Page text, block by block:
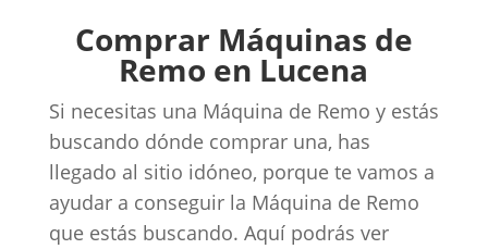
Comprar Máquinas de
Remo en Lucena
Si necesitas una Máquina de Remo y estás
buscando dónde comprar una, has
llegado al sitio idóneo, porque te vamos a
ayudar a conseguir la Máquina de Remo
que estás buscando. Aquí podrás ver